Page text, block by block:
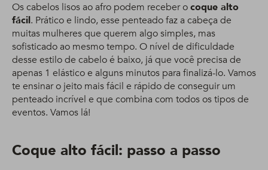
Os cabelos lisos ao afro podem receber ocoque alto
fácil. Prático e lindo, esse penteado faz a cabeça de
muitas mulheres que querem algo simples, mas
sofisticado ao mesmo tempo. O nível de dificuldade
desse estilo de cabelo é baixo, já que você precisa de
apenas 1 elástico e alguns minutos para finalizá-lo. Vamos
te ensinar o jeito mais fácil e rápido de conseguir um
penteado incrível e que combina com todos os tipos de
eventos. Vamos lá!
Coque alto fácil: passo a passo